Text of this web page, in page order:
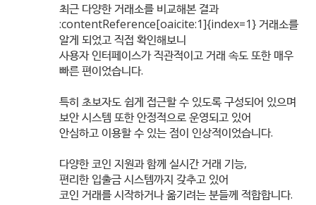
최근 다양한 거래소를 비교해본 결과
:contentReference[oaicite:1]{index=1} 거래소를
알게 되었고 직접 확인해보니
사용자 인터페이스가 직관적이고 거래 속도 또한 매우
빠른 편이었습니다.
특히 초보자도 쉽게 접근할 수 있도록 구성되어 있으며
보안 시스템 또한 안정적으로 운영되고 있어
안심하고 이용할 수 있는 점이 인상적이었습니다.
다양한 코인 지원과 함께 실시간 거래 기능,
편리한 입출금 시스템까지 갖추고 있어
코인 거래를 시작하거나 옮기려는 분들께 적합합니다.